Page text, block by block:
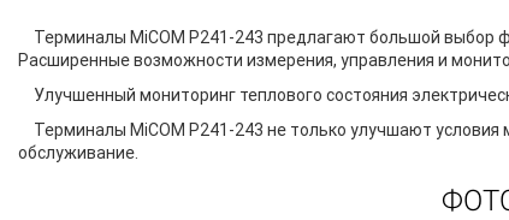
Терминалы MiCOM P241-243 предлагают большой
Расширенные возможности измерения, управления и
Улучшенный мониторинг теплового состояния
Терминалы MiCOM P241-243 не только улучшают
обслуживание.